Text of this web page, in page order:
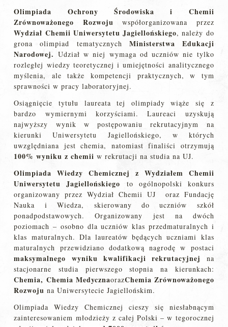
Olimpiada Ochrony Środowiska i Chemii
Zrównoważonego Rozwoju współorganizowana przez
Wydział Chemii Uniwersytetu Jagiellońskiego, należy do
grona olimpiad tematycznych Ministerstwa Edukacji
Narodowej. Udział w niej wymaga od uczniów nie tylko
rozległej wiedzy teoretycznej i umiejętności analitycznego
myślenia, ale także kompetencji praktycznych, w tym
sprawności w pracy laboratoryjnej.
Osiągnięcie tytułu laureata tej olimpiady wiąże się z
bardzo wymiernymi korzyściami. Laureaci uzyskują
najwyższy wynik w postępowaniu rekrutacyjnym na
kierunki Uniwersytetu Jagiellońskiego, w których
uwzględniana jest chemia, natomiast finaliści otrzymują
100% wyniku z chemii w rekrutacji na studia na UJ.
Olimpiada Wiedzy Chemicznej z Wydziałem Chemii
Uniwersytetu Jagiellońskiego to ogólnopolski konkurs
organizowany przez Wydział Chemii UJ oraz Fundację
Nauka i Wiedza, skierowany do uczniów szkół
ponadpodstawowych. Organizowany jest na dwóch
poziomach – osobno dla uczniów klas przedmaturalnych i
klas maturalnych. Dla laureatów będących uczniami klas
maturalnych przewidziano dodatkową nagrodę w postaci
maksymalnego wyniku kwalifikacji rekrutacyjnej
na
stacjonarne studia pierwszego stopnia na kierunkach:
Chemia, Chemia MedycznaorazChemia Zrównoważonego
Rozwoju na Uniwersytecie Jagiellońskim.
Olimpiada Wiedzy Chemicznej cieszy się niesłabnącym
zainteresowaniem młodzieży z całej Polski – w tegorocznej